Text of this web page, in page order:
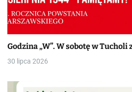
Godzina „W”. W sobotę w
30 lipca 2026